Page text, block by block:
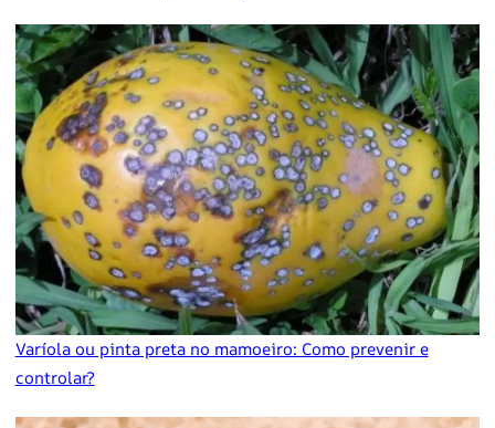
Varíola ou pinta preta no mamoeiro: Como prevenir e
controlar?